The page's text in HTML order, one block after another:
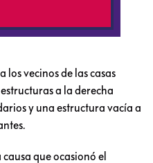
los vecinos de las casas
a la derecha
y una estructura vacía a
que ocasionó el